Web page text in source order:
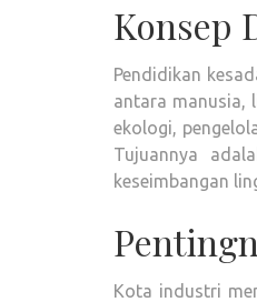
Konsep
Pendidikan
antara manusia,
ekologi,
Tujuannya
keseimbangan
Kota industri